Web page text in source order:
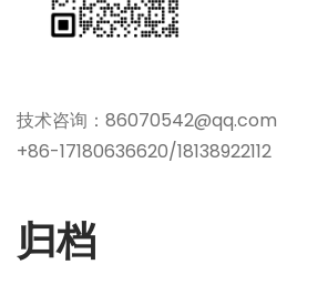
技术咨询：86070542@qq.com
+86-17180636620/18138922112
归档